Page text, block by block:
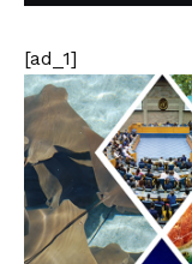
[ad_1]